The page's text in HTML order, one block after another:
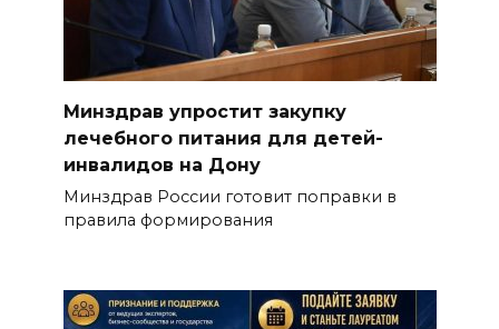
Минздрав упростит закупку
лечебного питания для детей-
инвалидов на Дону
Минздрав России готовит поправки в
правила формирования